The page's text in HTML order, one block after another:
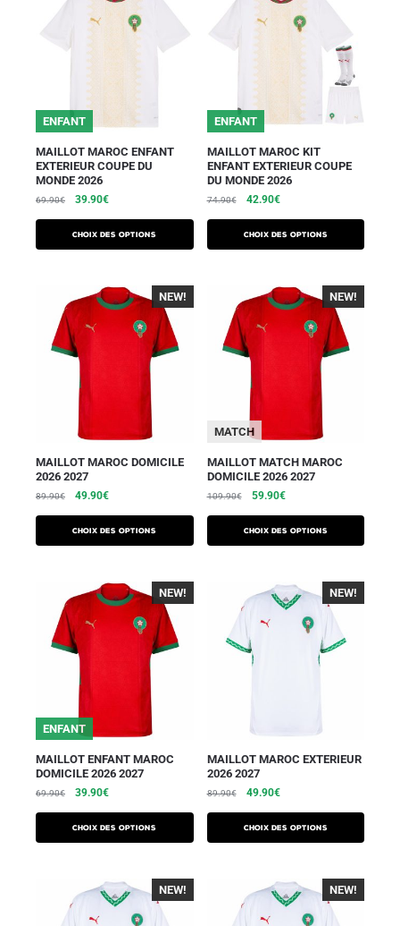
ENFANT
MAILLOT MAROC ENFANT
EXTERIEUR COUPE DU
MONDE 2026
69.90€ 39.90€
Choix des options
ENFANT
MAILLOT MAROC KIT
ENFANT EXTERIEUR COUPE
DU MONDE 2026
74.90€ 42.90€
Choix des options
-40%
NEW!
MAILLOT MAROC DOMICILE
2026 2027
89.90€ 49.90€
Choix des options
-40%
NEW!
MATCH
MAILLOT MATCH MAROC
DOMICILE 2026 2027
109.90€ 59.90€
Choix des options
-40%
NEW!
ENFANT
MAILLOT ENFANT MAROC
DOMICILE 2026 2027
69.90€ 39.90€
Choix des options
-40%
NEW!
MAILLOT MAROC EXTERIEUR
2026 2027
89.90€ 49.90€
Choix des options
-40%
NEW! -40%
NEW!